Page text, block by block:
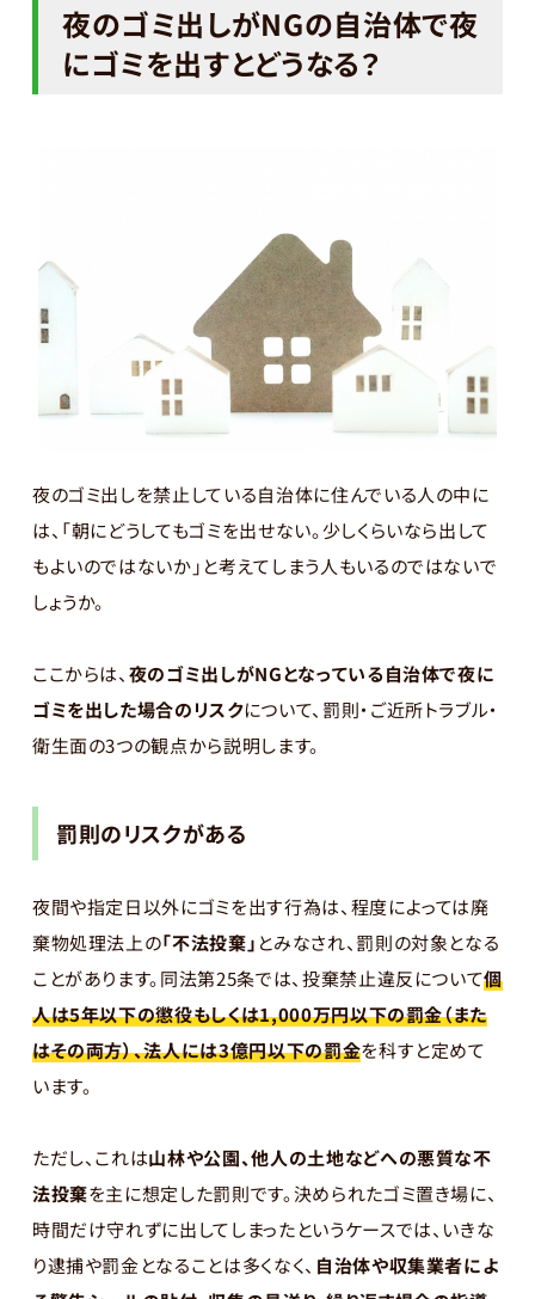
夜のゴミ出しがNGの自治体で夜
にゴミを出すとどうなる？
夜のゴミ出しを禁止している自治体に住んでいる人の中に
は、「朝にどうしてもゴミを出せない。少しくらいなら出して
もよいのではないか」と考えてしまう人もいるのではないで
しょうか。
ここからは、 夜のゴミ出しがNGとなっている自治体で夜に
ゴミを出した場合のリスクについて、罰則・ご近所トラブル・
衛生面の3つの観点から説明します。
罰則のリスクがある
夜間や指定日以外にゴミを出す行為は、程度によっては廃
棄物処理法上の「不法投棄」 とみなされ、罰則の対象となる
ことがあります。同法第25条では、投棄禁止違反について個
人は5年以下の懲役もしくは1,000万円以下の罰金（また
はその両方）、法人には3億円以下の罰金を科すと定めて
います。
ただし、これは山林や公園、他人の土地などへの悪質な不
法投棄を主に想定した罰則です。決められたゴミ置き場に、
時間だけ守れずに出してしまったというケースでは、いきな
り逮捕や罰金となることは多くなく、 自治体や収集業者によ